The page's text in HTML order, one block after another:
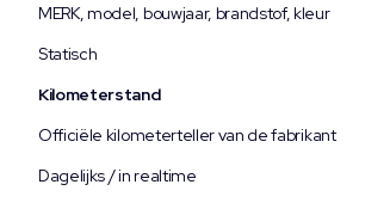
MERK, model, bouwjaar, brandstof, kleur
Statisch
Kilometerstand
Officiële kilometerteller van de fabrikant
Dagelijks / in realtime